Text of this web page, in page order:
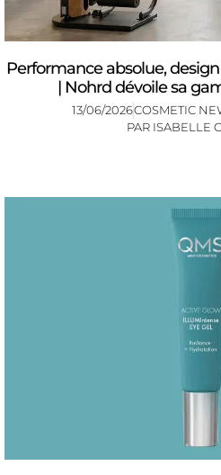
Performance absolue,
| Nohrd dévoile sa
13/06/2026COSMETIC
PAR ISABELLE